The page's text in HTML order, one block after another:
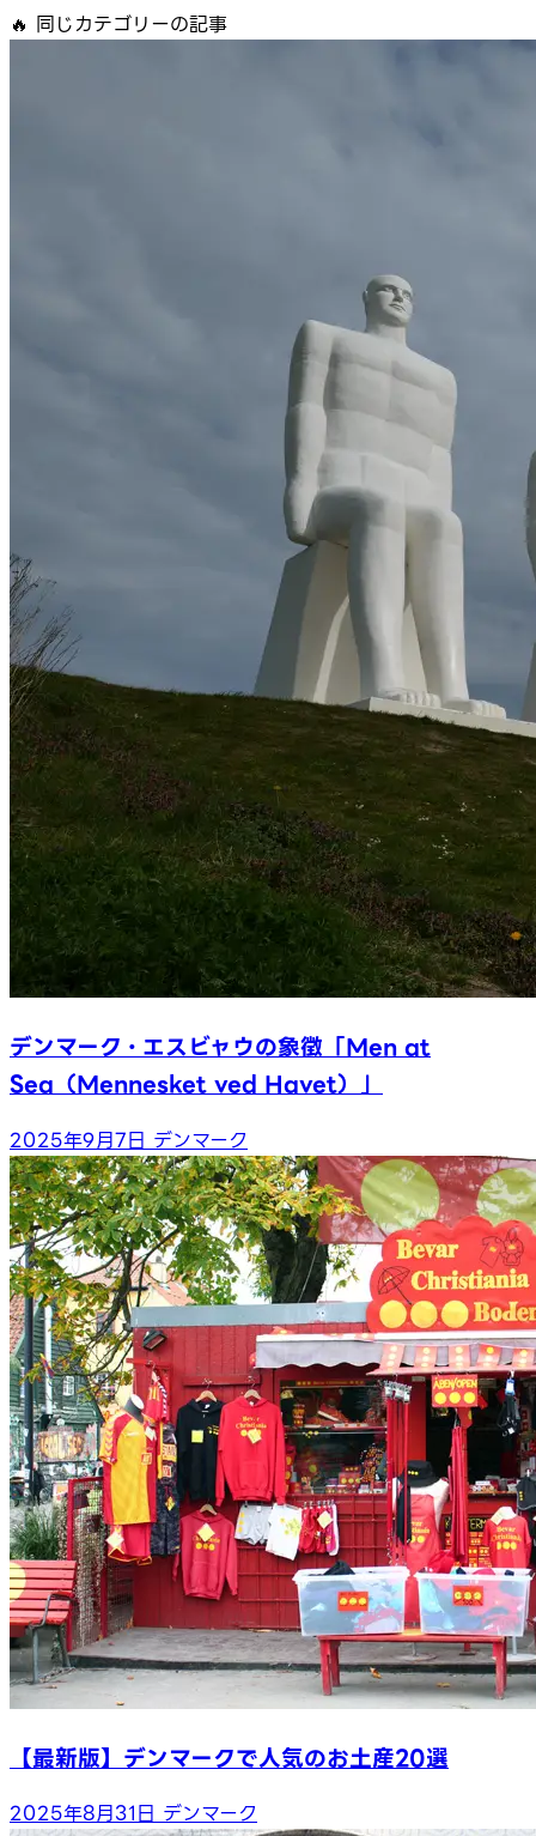
🔥 同じカテゴリーの記事
デンマーク・エスビャウの象徴「Men at
Sea（Mennesket ved Havet）」
2025年9月7日 デンマーク
【最新版】デンマークで人気のお土産20選
2025年8月31日 デンマーク